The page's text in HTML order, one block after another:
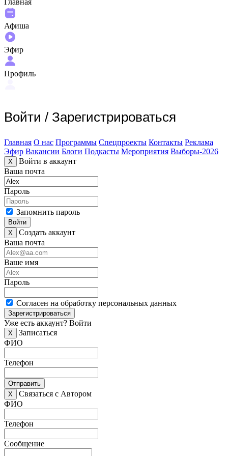
Афиша
Эфир
Профиль
Войти / Зарегистрироваться
Главная О нас Программы Спецпроекты Контакты Реклама
Эфир Вакансии Блоги Подкасты Мероприятия Выборы-2026
X
Войти в аккаунт
Ваша почта
Пароль
Запомнить пароль
Войти
X
Создать аккаунт
Ваша почта
Ваше имя
Пароль
Согласен на обработку персональных данных
Зарегистрироваться
Уже есть аккаунт? Войти
X
Записаться
ФИО
Телефон
Отправить
X
Связаться с Автором
ФИО
Телефон
Сообщение